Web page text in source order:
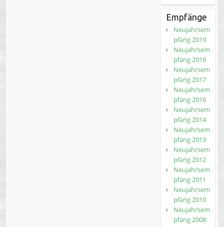
Empfänge
Neujahrsem
pfang 2019
Neujahrsem
pfang 2018
Neujahrsem
pfang 2017
Neujahrsem
pfang 2016
Neujahrsem
pfang 2014
Neujahrsem
pfang 2013
Neujahrsem
pfang 2012
Neujahrsem
pfang 2011
Neujahrsem
pfang 2010
Neujahrsem
pfang 2008